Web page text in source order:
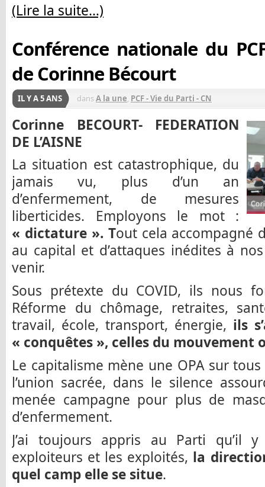
(Lire la suite…)
Conférence nationale du
de Corinne Bécourt
IL Y A 5 ANS dansA la une, PCF - Vie du Parti - CN
Corinne BECOURT- FEDERATION
DE L’AISNE
La situation est catastrophique, du
jamais vu, plus d’un an
d’enfermement, de mesures
liberticides. Employons le mot :
« dictature ». Tout cela accompagné
au capital et d’attaques inédites à
venir.
Sous prétexte du COVID, ils nous
Réforme du chômage, retraites,
travail, école, transport, énergie, ils
« conquêtes », celles du mouvement
Le capitalisme mène une OPA sur
l’union sacrée, dans le silence
menée campagne pour plus de
d’enfermement.
J’ai toujours appris au Parti qu’il
exploiteurs et les exploités, la
quel camp elle se situe.